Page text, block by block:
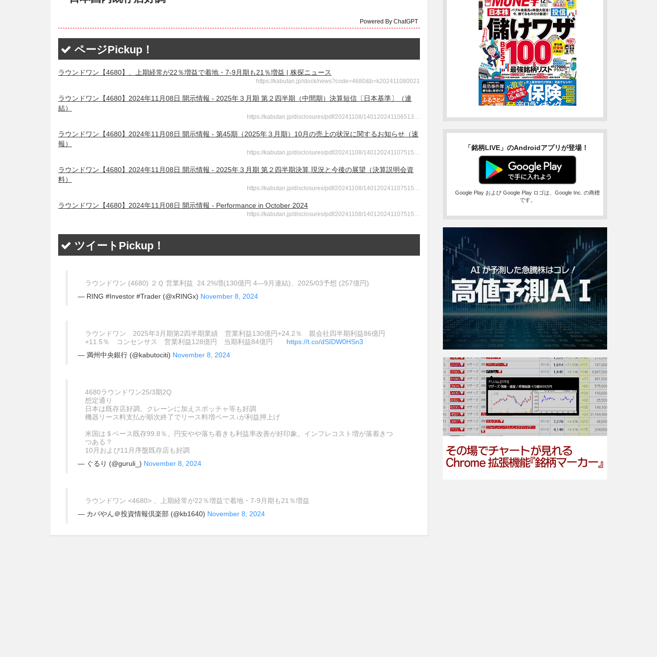
Powered By ChatGPT
ページPickup！
ラウンドワン【4680】、上期経常が22％増益で着地・7-9月期も21％増益 | 株探ニュース
https://kabutan.jp/stock/news?code=4680&b=k202411080021
ラウンドワン【4680】2024年11月08日 開示情報 - 2025年３月期 第２四半期（中間期）決算短信〔日本基準〕（連
結）
https://kabutan.jp/disclosures/pdf/20241108/140120241106513…
ラウンドワン【4680】2024年11月08日 開示情報 - 第45期（2025年３月期）10月の売上の状況に関するお知らせ（速
報）
https://kabutan.jp/disclosures/pdf/20241108/140120241107515…
ラウンドワン【4680】2024年11月08日 開示情報 - 2025年３月期 第２四半期決算 現況と今後の展望（決算説明会資
料）
https://kabutan.jp/disclosures/pdf/20241108/140120241107515…
ラウンドワン【4680】2024年11月08日 開示情報 - Performance in October 2024
https://kabutan.jp/disclosures/pdf/20241108/140120241107515…
ツイートPickup！
ラウンドワン (4680) ２Ｑ 営業利益 24.2%増(130億円 4―9月連結)、2025/03予想 (257億円)
— RING #Investor #Trader (@xRINGx) November 8, 2024
ラウンドワン 2025年3月期第2四半期業績 営業利益130億円+24.2％ 親会社四半期利益86億円
+11.5％ コンセンサス 営業利益128億円 当期利益84億円 https://t.co/dSIDW0HSn3
— 満州中央銀行 (@kabutociti) November 8, 2024
4680ラウンドワン25/3期2Q
想定通り
日本は既存店好調。クレーンに加えスポッチャ等も好調
機器リース料支払が順次終了でリース料増ペース↓が利益押上げ
米国は＄ベース既存99.8％。円安やや落ち着きも利益率改善が好印象。インフレコスト増が落着きつ
つある？
10月および11月序盤既存店も好調
— ぐるり (@guruli_) November 8, 2024
ラウンドワン <4680> 、上期経常が22％増益で着地・7-9月期も21％増益
— カバやん＠投資情報倶楽部 (@kb1640) November 8, 2024
「銘柄LIVE」のAndroidアプリが登場！
Google Play および Google Play ロゴは、Google Inc. の商標
です。